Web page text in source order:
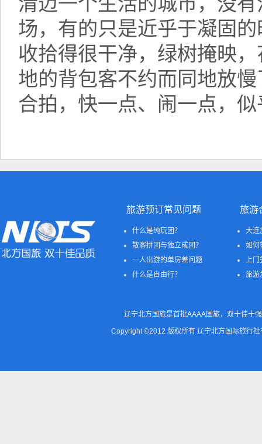
场，有的只是近乎于凝固
收拾得很干净，绿树掩映
地的背包客不约而同地放
合拍，快一点、闹一点，
旅游预订常见问题
什么是纯玩团？
散客拼团与独立成团？
一人出游的单房差问题
什么是自由行？
旅游
大连
如何
上门
旅游
辽宁北方国旅是首批AAAA国旅，双十佳十强
Copyright ©2012 版权所有 辽宁北方国际旅行